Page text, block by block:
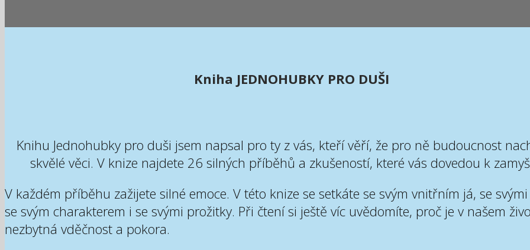
Kniha JEDNOHUBKY PRO DUŠI
Knihu Jednohubky pro duši jsem napsal pro ty z vás, kteří věří, že pro ně budoucnost
skvělé věci. V knize najdete 26 silných příběhů a zkušeností, které vás dovedou k
V každém příběhu zažijete silné emoce. V této knize se setkáte se svým vnitřním já, se
se svým charakterem i se svými prožitky. Při čtení si ještě víc uvědomíte, proč je v našem
nezbytná vděčnost a pokora.